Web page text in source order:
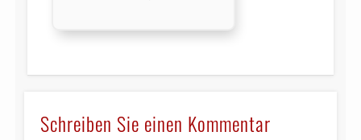
Schreiben Sie einen Kommentar